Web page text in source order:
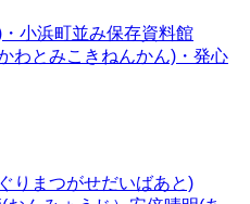
小浜町並み保存資料館
わとみこきねんかん)・発心
りまつがせだいばあと)